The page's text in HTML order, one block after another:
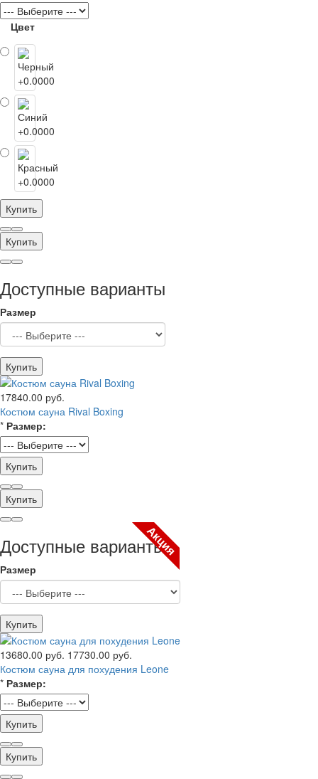
Цвет
Купить
Купить
Доступные варианты
Размер
Купить
17840.00 руб.
Костюм сауна Rival Boxing
* Размер:
Купить
Купить
Доступные варианты
Размер
Купить
Акция
13680.00 руб. 17730.00 руб.
Костюм сауна для похудения Leone
* Размер:
Купить
Купить